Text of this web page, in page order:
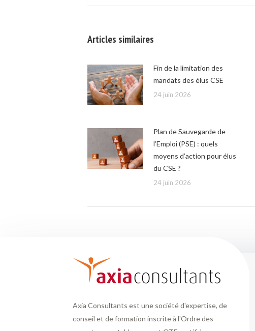
Articles similaires
Fin de la limitation des
mandats des élus CSE
24 juin 2026
Plan de Sauvegarde de
l’Emploi (PSE) : quels
moyens d’action pour élus
du CSE ?
24 juin 2026
Axia Consultants est une société d'expertise, de
conseil et de formation inscrite à l'Ordre des